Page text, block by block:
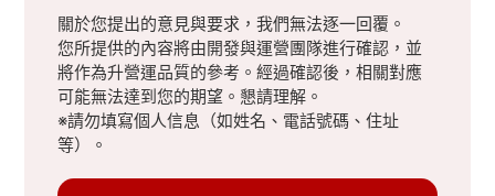
關於您提出的意見與要求，我們無法逐一回覆。
您所提供的內容將由開發與運營團隊進行確認，並
將作為升營運品質的參考。經過確認後，相關對應
可能無法達到您的期望。懇請理解。
※請勿填寫個人信息（如姓名、電話號碼、住址
等）。